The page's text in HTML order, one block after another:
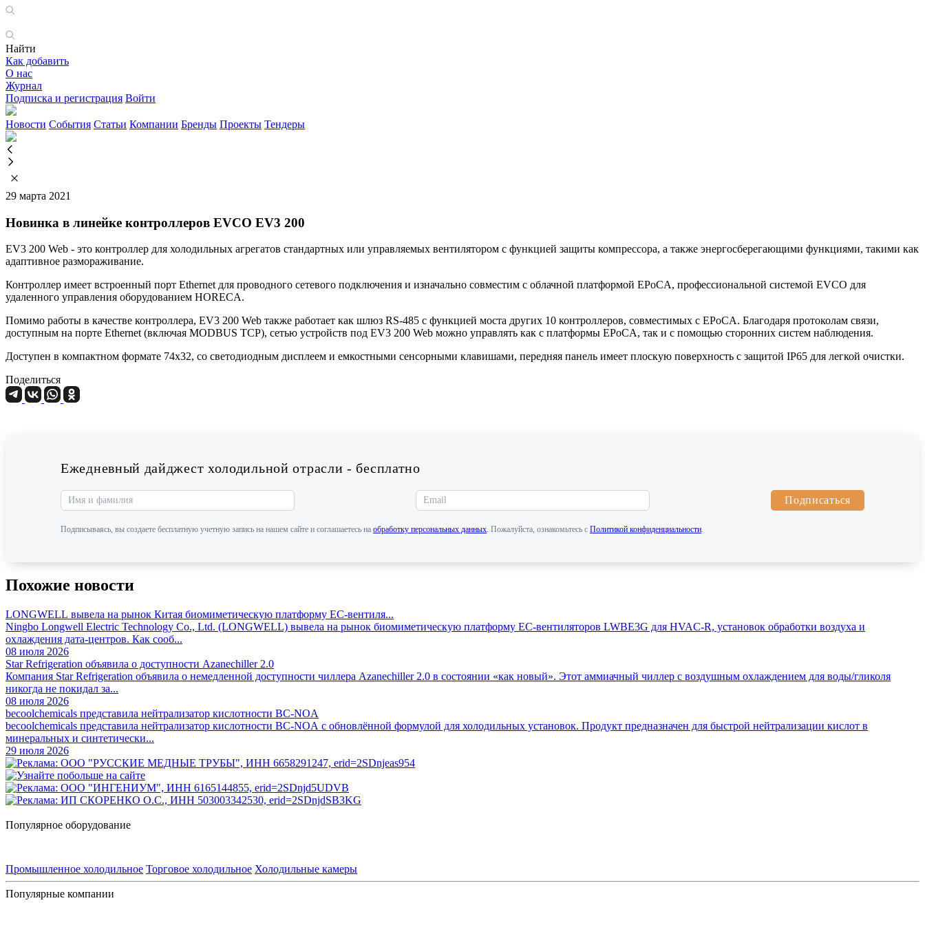
Найти
Как добавить
О нас
Журнал
Подписка и регистрация Войти
Новости События Статьи Компании Бренды Проекты Тендеры
29 марта 2021
Новинка в линейке контроллеров EVCO EV3 200
EV3 200 Web - это контроллер для холодильных агрегатов стандартных или управляемых вентилятором с функцией защиты компрессора, а также энергосберегающими функциями, такими как
адаптивное размораживание.
Контроллер имеет встроенный порт Ethernet для проводного сетевого подключения и изначально совместим с облачной платформой EPoCA, профессиональной системой EVCO для
удаленного управления оборудованием HORECA.
Помимо работы в качестве контроллера, EV3 200 Web также работает как шлюз RS-485 с функцией моста других 10 контроллеров, совместимых с EPoCA. Благодаря протоколам связи,
доступным на порте Ethernet (включая MODBUS TCP), сетью устройств под EV3 200 Web можно управлять как с платформы EPoCA, так и с помощью сторонних систем наблюдения.
Доступен в компактном формате 74x32, со светодиодным дисплеем и емкостными сенсорными клавишами, передняя панель имеет плоскую поверхность с защитой IP65 для легкой очистки.
Поделиться
Ежедневный дайджест холодильной отрасли - бесплатно
Подписаться
Подписываясь, вы создаете бесплатную учетную запись на нашем сайте и соглашаетесь на обработку персональных данных. Пожалуйста, ознакомьтесь с Политикой конфиденциальности.
Похожие новости
LONGWELL вывела на рынок Китая биомиметическую платформу EC-вентиля...
Ningbo Longwell Electric Technology Co., Ltd. (LONGWELL) вывела на рынок биомиметическую платформу EC-вентиляторов LWBE3G для HVAC-R, установок обработки воздуха и
охлаждения дата-центров. Как сооб...
08 июля 2026
Star Refrigeration объявила о доступности Azanechiller 2.0
Компания Star Refrigeration объявила о немедленной доступности чиллера Azanechiller 2.0 в состоянии «как новый». Этот аммиачный чиллер с воздушным охлаждением для воды/гликоля
никогда не покидал за...
08 июля 2026
becoolchemicals представила нейтрализатор кислотности BC-NOA
becoolchemicals представила нейтрализатор кислотности BC-NOA с обновлённой формулой для холодильных установок. Продукт предназначен для быстрой нейтрализации кислот в
минеральных и синтетически...
29 июля 2026
Популярное оборудование
Промышленное холодильное Торговое холодильное Холодильные камеры
Популярные компании